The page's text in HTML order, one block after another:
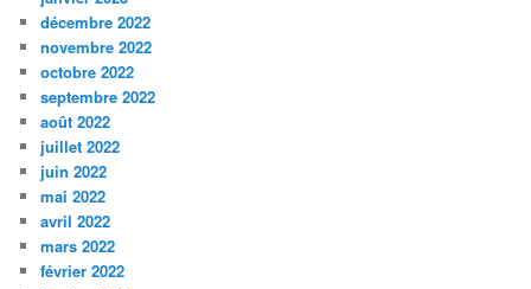
décembre 2022
novembre 2022
octobre 2022
septembre 2022
août 2022
juillet 2022
juin 2022
mai 2022
avril 2022
mars 2022
février 2022